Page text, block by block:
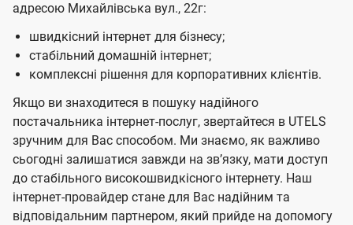
адресою Михайлівська вул., 22г:
швидкісний інтернет для бізнесу;
стабільний домашній інтернет;
комплексні рішення для корпоративних клієнтів.
Якщо ви знаходитеся в пошуку надійного
постачальника інтернет-послуг, звертайтеся в UTELS
зручним для Вас способом. Ми знаємо, як важливо
сьогодні залишатися завжди на звʼязку, мати доступ
до стабільного високошвидкісного інтернету. Наш
інтернет-провайдер стане для Вас надійним та
відповідальним партнером, який прийде на допомогу